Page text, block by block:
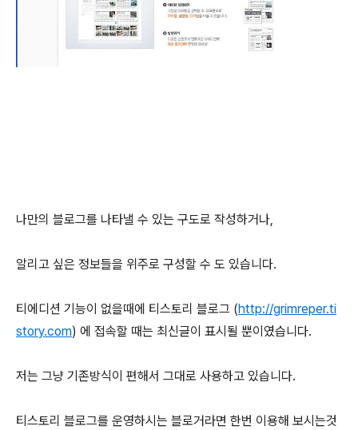
나만의 블로그를 나타낼 수 있는 구도로 작성하거나,
알리고 싶은 정보들을 위주로 구성할 수 도 있습니다.
티에디션 기능이 없을때에 티스토리 블로그 (http://grimreper.ti
story.com) 에 접속할 때는 최신글이 표시될 뿐이였습니다.
저는 그냥 기존방식이 편해서 그대로 사용하고 있습니다.
티스토리 블로그를 운영하시는 블로거라면 한번 이용해 보시는것